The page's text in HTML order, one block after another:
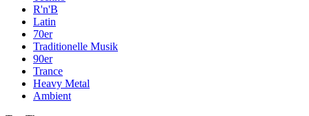
R'n'B
Latin
70er
Traditionelle Musik
90er
Trance
Heavy Metal
Ambient